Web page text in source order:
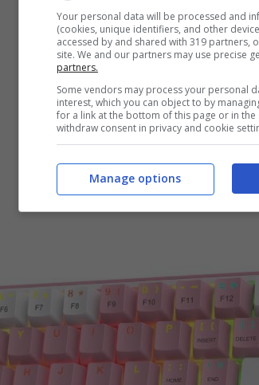
Your personal data will be processed and
(cookies, unique identifiers, and other
accessed by and shared with 319 partners,
site. We and our partners may use precise
partners.
Some vendors may process your personal
interest, which you can object to by
for a link at the bottom of this page or in
withdraw consent in privacy and cookie
Manage options